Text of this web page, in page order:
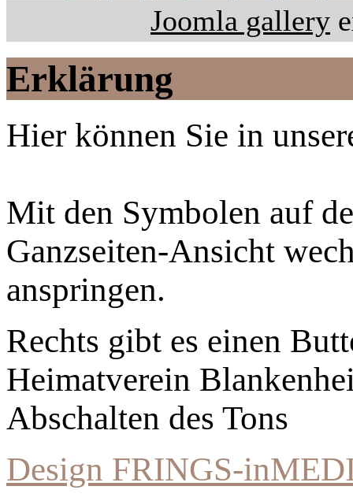
Joomla gallery
Erklärung
Hier können Sie in
Mit den Symbolen auf
Ganzseiten-Ansicht
anspringen.
Rechts gibt es einen
Heimatverein
Abschalten des Tons
Design FRINGS-